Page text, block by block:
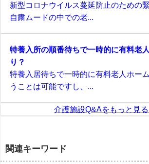
新型コロナウイルス蔓延防止のための
自粛ムードの中での老...
特養入所の順番待ちで一時的に有料老
り？
特養入居待ちで一時的に有料老人ホー
うことは可能ですし、...
介護施設Q&Aをもっと見る
関連キーワード